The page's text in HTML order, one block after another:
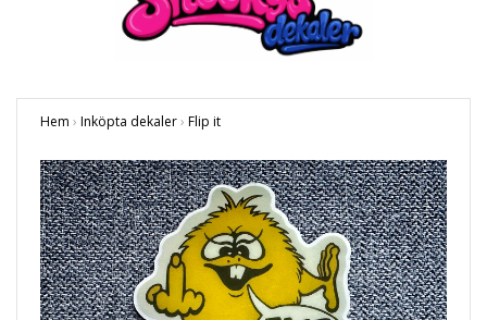
Hem › Inköpta dekaler› Flip it